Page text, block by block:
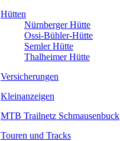
Hütten
Nürnberger Hütte
Ossi-Bühler-Hütte
Semler Hütte
Thalheimer Hütte
Versicherungen
Kleinanzeigen
MTB Trailnetz Schmausenbuck
Touren und Tracks